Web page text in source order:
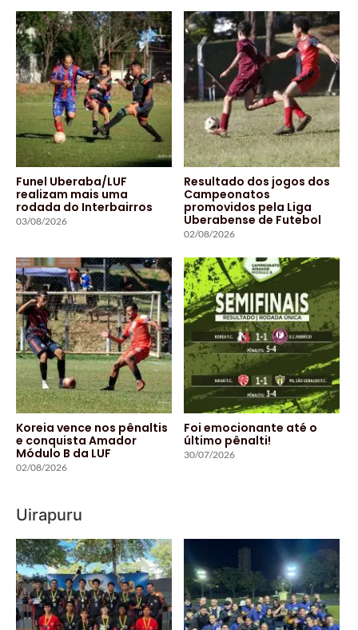
Funel Uberaba/LUF
realizam mais uma
rodada do Interbairros
03/08/2026
Resultado dos jogos dos
Campeonatos
promovidos pela Liga
Uberabense de Futebol
02/08/2026
Koreia vence nos pênaltis
e conquista Amador
Módulo B da LUF
02/08/2026
Foi emocionante até o
último pênalti!
30/07/2026
Uirapuru